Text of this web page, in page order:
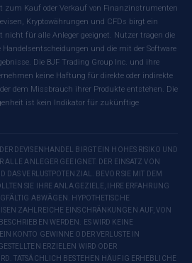
zum Kauf oder Verkauf von Finanzinstrumenten
Kryptowährungen und CFDs birgt ein
für alle Anleger geeignet. Nutzer tragen die
und die mit der Software
Die BJF Trading Group Inc. und ihre
keine Haftung für direkte oder indirekte
dem Missbrauch ihrer Produkte entstehen. Die
ist kein Indikator für zukünftige
DEVISENHANDEL BIRGT EIN HOHES RISIKO UND
ALLE ANLEGER GEEIGNET. DER EINSATZ VON
DAS VERLUSTPOTENZIAL. BEVOR SIE MIT DEM
SIE IHRE ANLAGEZIELE, IHRE ERFAHRUNG
ABWÄGEN. HYPOTHETISCHE
ZAHLREICHE EINSCHRÄNKUNGEN AUF, VON
WERDEN. ES WIRD KEINE
KONTO GEWINNE ODER VERLUSTE IN
ERZIELEN WIRD ODER
TATSÄCHLICH BESTEHEN HÄUFIG ERHEBLICHE